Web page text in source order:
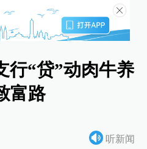
行“贷”动肉牛养
富路
听新闻